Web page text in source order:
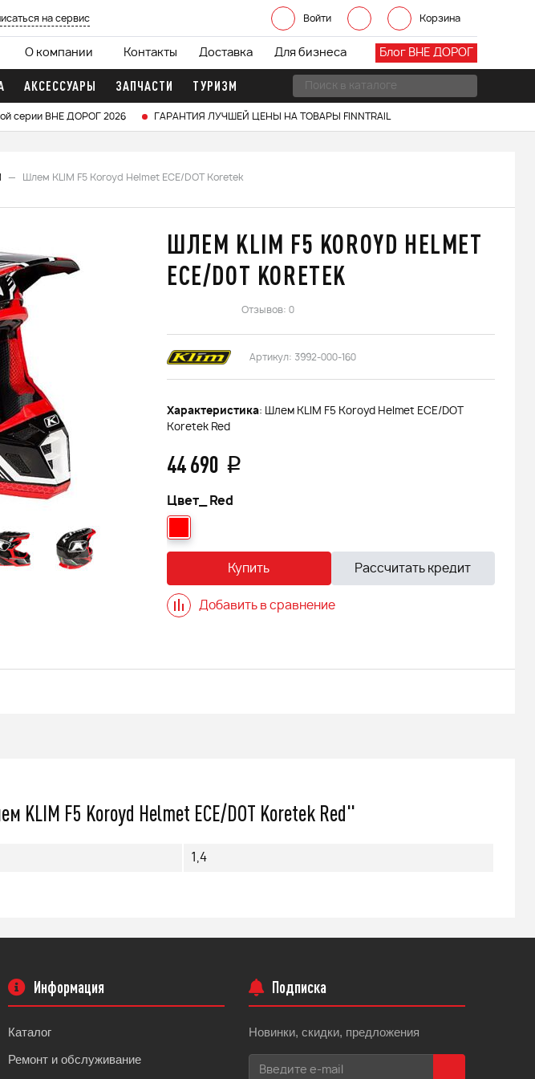
Войти Корзина
на сервис
Блог ВНЕ ДОРОГ
О компании Контакты Доставка Для бизнеса
АКСЕССУАРЫ ЗАПЧАСТИ ТУРИЗМ
серии ВНЕ ДОРОГ 2026 ГАРАНТИЯ ЛУЧШЕЙ ЦЕНЫ НА ТОВАРЫ FINNTRAIL
Шлем KLIM F5 Koroyd Helmet ECE/DOT Koretek
ШЛЕМ KLIM F5 KOROYD HELMET
ECE/DOT KORETEK
Отзывов: 0
Артикул: 3992-000-160
Характеристика: Шлем KLIM F5 Koroyd Helmet ECE/DOT
Koretek Red
44 690 q
Цвет_ Red
Купить Рассчитать кредит
Добавить в сравнение
KLIM F5 Koroyd Helmet ECE/DOT Koretek Red"
1,4
Информация
Каталог
Ремонт и обслуживание
Подписка
Новинки, скидки, предложения